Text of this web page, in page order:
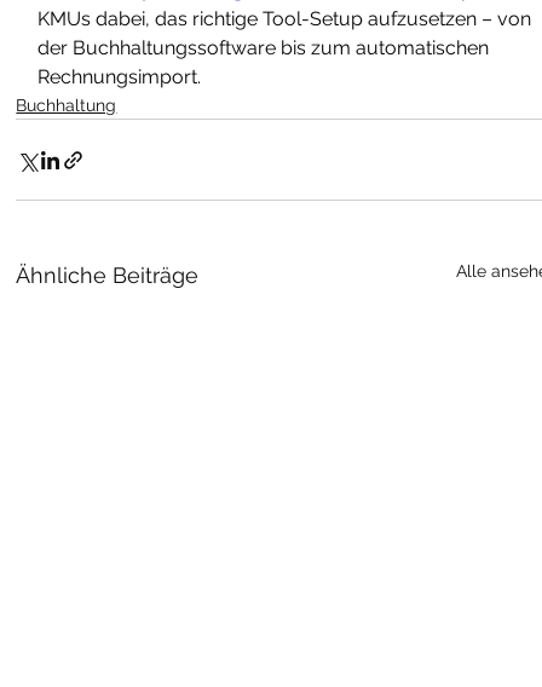
KMUs dabei, das richtige Tool-Setup aufzusetzen – von
der Buchhaltungssoftware bis zum automatischen
Rechnungsimport.
Buchhaltung
Ähnliche Beiträge Alle